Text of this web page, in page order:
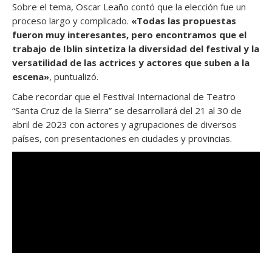
Sobre el tema, Oscar Leaño contó que la elección fue un
proceso largo y complicado. «Todas las propuestas
fueron muy interesantes, pero encontramos que el
trabajo de Iblin sintetiza la diversidad del festival y la
versatilidad de las actrices y actores que suben a la
escena», puntualizó.
Cabe recordar que el Festival Internacional de Teatro
“Santa Cruz de la Sierra” se desarrollará del 21 al 30 de
abril de 2023 con actores y agrupaciones de diversos
países, con presentaciones en ciudades y provincias.